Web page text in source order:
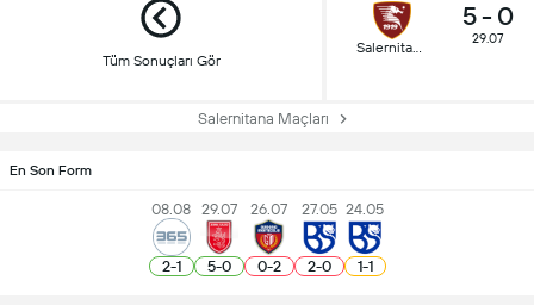
Tüm Sonuçları Gör
Salernitana
5- 0
29.07
Salernitana Maçları
En Son Form
08.08
2-1
29.07
5-0
26.07
0-2
27.05
2-0
24.05
1-1